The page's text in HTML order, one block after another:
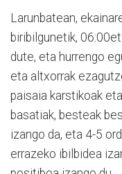
Larunbatean,
biribilgunetik,
dute, eta hurrengo
eta altxorrak
paisaia karstikoak
basatiak, besteak
izango da, eta 4-5
errazeko ibilbidea